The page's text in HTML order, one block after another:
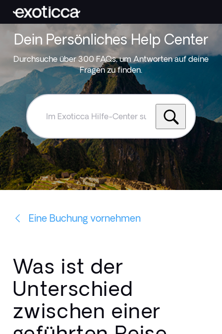
Dein Persönliches Help Center
Durchsuche über 300 FAQs, um Antworten auf deine
Fragen zu finden.
Hilfe-
Center
suchen
Eine Buchung vornehmen
Was ist der
Unterschied
zwischen einer